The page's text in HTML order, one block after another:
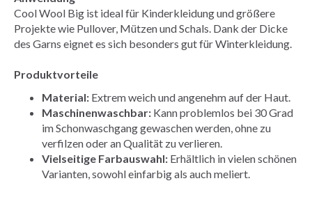
Cool Wool Big ist ideal für Kinderkleidung und größere
Projekte wie Pullover, Mützen und Schals. Dank der Dicke
des Garns eignet es sich besonders gut für Winterkleidung.
Produktvorteile
Material: Extrem weich und angenehm auf der Haut.
Maschinenwaschbar: Kann problemlos bei 30 Grad
im Schonwaschgang gewaschen werden, ohne zu
verfilzen oder an Qualität zu verlieren.
Vielseitige Farbauswahl: Erhältlich in vielen schönen
Varianten, sowohl einfarbig als auch meliert.